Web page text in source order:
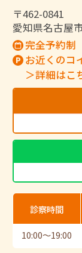
〒462-0841
愛知県名古屋
完全予約制
お近くのコ
＞詳細はこ
診察時間
10:00〜19:00